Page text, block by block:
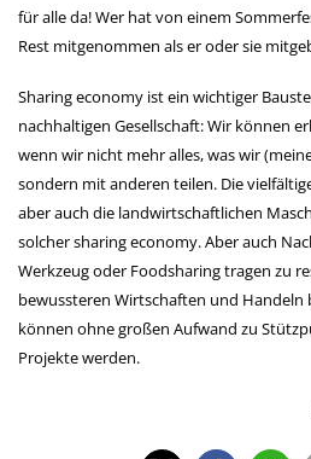
für alle da! Wer hat von einem
Rest mitgenommen als er oder sie
Sharing economy ist ein wichtiger
nachhaltigen Gesellschaft: Wir können
wenn wir nicht mehr alles, was wir
sondern mit anderen teilen. Die
aber auch die landwirtschaftlichen
solcher sharing economy. Aber auch
Werkzeug oder Foodsharing tragen zu
bewussteren Wirtschaften und Handeln
können ohne großen Aufwand zu
Projekte werden.